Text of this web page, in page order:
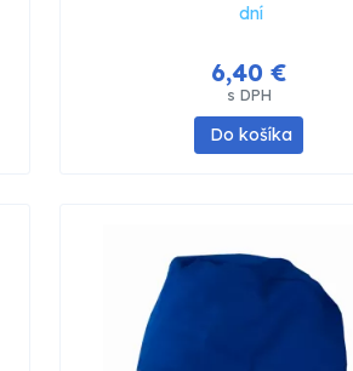
dní
6,40 €
s DPH
Do košíka